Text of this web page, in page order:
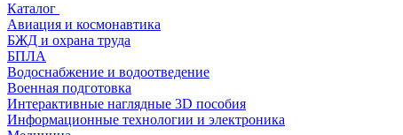
Каталог
Авиация и космонавтика
БЖД и охрана труда
БПЛА
Водоснабжение и водоотведение
Военная подготовка
Интерактивные наглядные 3D пособия
Информационные технологии и электроника